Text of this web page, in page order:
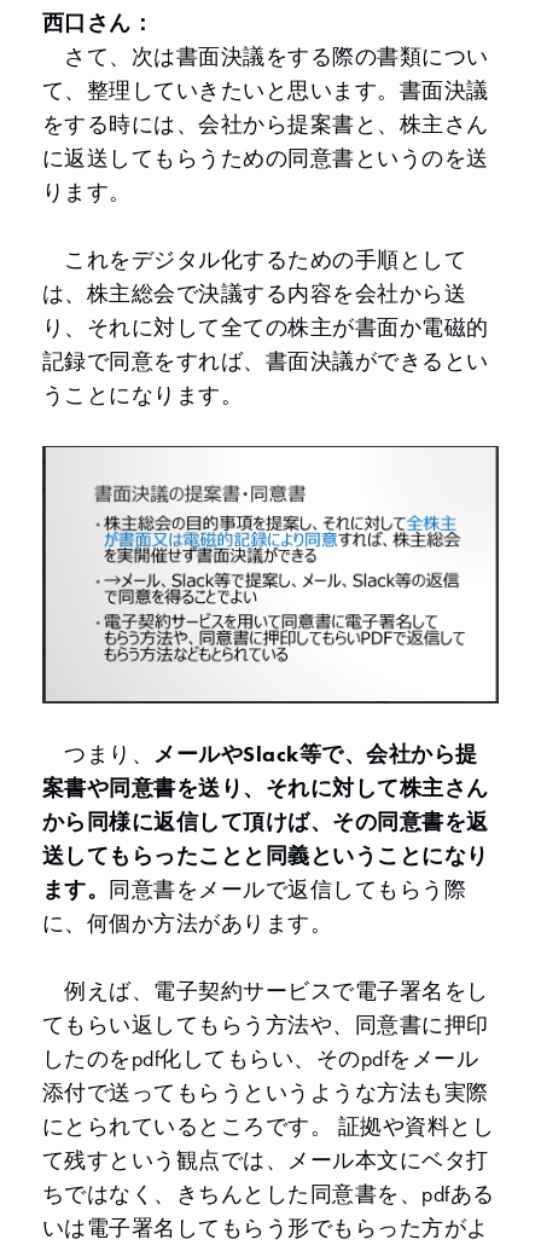
西口さん：
さて、次は書面決議をする際の書類につい
て、整理していきたいと思います。書面決議
をする時には、会社から提案書と、株主さん
に返送してもらうための同意書というのを送
ります。
これをデジタル化するための手順として
は、株主総会で決議する内容を会社から送
り、それに対して全ての株主が書面か電磁的
記録で同意をすれば、書面決議ができるとい
うことになります。
つまり、 メールやSlack等で、会社から提
案書や同意書を送り、それに対して株主さん
から同様に返信して頂けば、その同意書を返
送してもらったことと同義ということになり
ます。 同意書をメールで返信してもらう際
に、何個か方法があります。
例えば、電子契約サービスで電子署名をし
てもらい返してもらう方法や、同意書に押印
したのをpdf化してもらい、そのpdfをメール
添付で送ってもらうというような方法も実際
にとられているところです。 証拠や資料とし
て残すという観点では、メール本文にベタ打
ちではなく、きちんとした同意書を、pdfある
いは電子署名してもらう形でもらった方がよ